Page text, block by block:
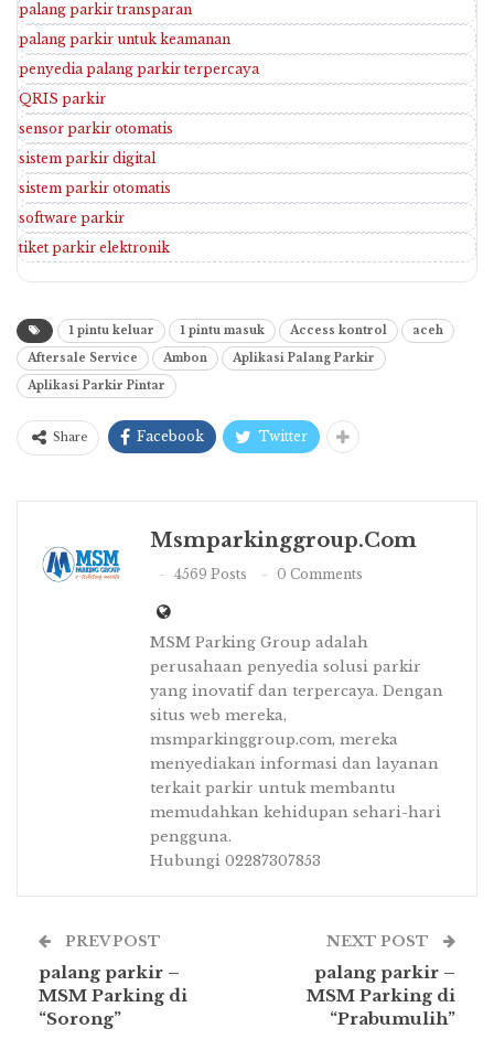
palang parkir transparan
palang parkir untuk keamanan
penyedia palang parkir terpercaya
QRIS parkir
sensor parkir otomatis
sistem parkir digital
sistem parkir otomatis
software parkir
tiket parkir elektronik
1 pintu keluar 1 pintu masuk Access kontrol
aceh
Aftersale Service
Ambon
Aplikasi Palang Parkir
Aplikasi Parkir Pintar
Share Facebook Twitter
Msmparkinggroup.com
4569 Posts 0 Comments
MSM Parking Group adalah
perusahaan penyedia solusi parkir
yang inovatif dan terpercaya. Dengan
situs web mereka,
msmparkinggroup.com, mereka
menyediakan informasi dan layanan
terkait parkir untuk membantu
memudahkan kehidupan sehari-hari
pengguna.
Hubungi 02287307853
PREV POST
palang parkir –
MSM Parking di
“Sorong”
NEXT POST
palang parkir –
MSM Parking di
“Prabumulih”